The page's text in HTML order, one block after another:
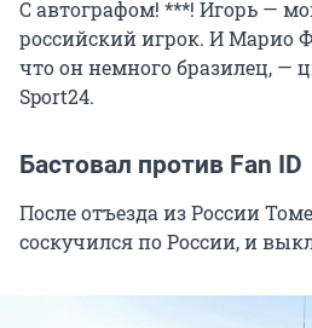
С автографом! ***! Игорь —
российский игрок. И Марио
что он немного бразилец, —
Sport24.
Бастовал против Fan ID
После отъезда из России
соскучился по России, и